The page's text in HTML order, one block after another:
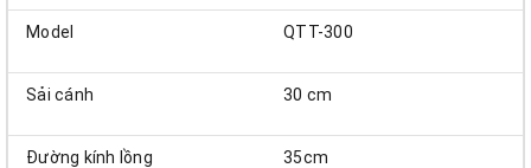
Model QTT-300
Sải cánh 30 cm
Đường kính lồng 35cm